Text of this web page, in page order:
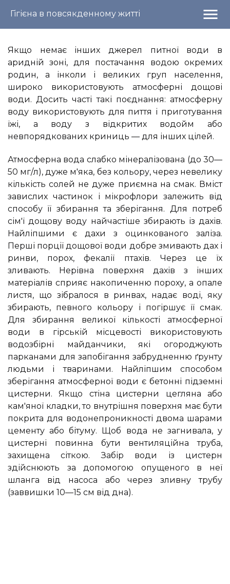
Гігієна в повсякденному житті menu
Якщо немає інших джерел питної води в
аридній зоні, для постачання водою окремих
родин, а інколи і великих груп населення,
широко використовують атмосферні дощові
води. Досить часті такі поєднання: атмосферну
воду використовують для пиття і приготування
їжі, а воду з відкритих водойм або
невпорядкованих криниць — для інших цілей.
Атмосферна вода слабко мінералізована (до 30—
50 мг/л), дуже м'яка, без кольору, через невелику
кількість солей не дуже приємна на смак. Вміст
завислих частинок і мікрофлори залежить від
способу її збирання та зберігання. Для потреб
сім'ї дощову воду найчастіше збирають із дахів.
Найліпшими є дахи з оцинкованого заліза.
Перші порції дощової води добре змивають дах і
ринви, порох, фекалії птахів. Через це їх
зливають. Нерівна поверхня дахів з інших
матеріалів сприяє накопиченню пороху, а опале
листя, що зібралося в ринвах, надає воді, яку
збирають, певного кольору і погіршує її смак.
Для збирання великої кількості атмосферної
води в гірській місцевості використовують
водозбірні майданчики, які огороджують
парканами для запобігання забрудненню ґрунту
людьми і тваринами. Найліпшим способом
зберігання атмосферної води є бетонні підземні
цистерни. Якщо стіна цистерни цегляна або
кам'яної кладки, то внутрішня поверхня має бути
покрита для водонепроникності двома шарами
цементу або бітуму. Щоб вода не загнивала, у
цистерні повинна бути вентиляційна труба,
захищена сіткою. Забір води із цистерн
здійснюють за допомогою опущеного в неї
шланга від насоса або через зливну трубу
(заввишки 10—15 см від дна).